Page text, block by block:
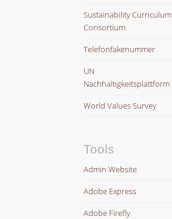
Sustainability Curriculum
Consortium
Telefonfakenummer
UN
Nachhaltigkeitsplattform
World Values Survey
Tools
Admin Website
Adobe Express
Adobe Firefly